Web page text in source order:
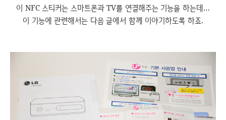
이 NFC 스티커는 스마트폰과 TV를 연결해주는 기능을 하는데…
이 기능에 관련해서는 다음 글에서 함께 이야기하도록 하죠.